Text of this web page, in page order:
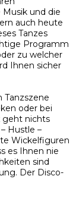
und die
auch heute
Tanzes
Programm
zu welcher
Ihnen sicher
Tanzszene
oder bei
geht nichts
Hustle –
Wickelfiguren
es Ihnen nie
sind
Der Disco-